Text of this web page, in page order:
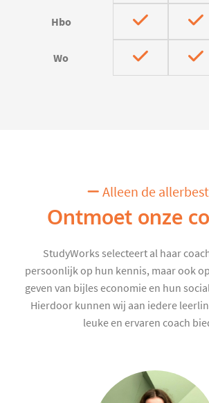
Hbo
Wo
Alleen de
Ontmoet onze
StudyWorks selecteert al haar
persoonlijk op hun kennis, maar ook
geven van bijles economie en hun
Hierdoor kunnen wij aan iedere
leuke en ervaren coach